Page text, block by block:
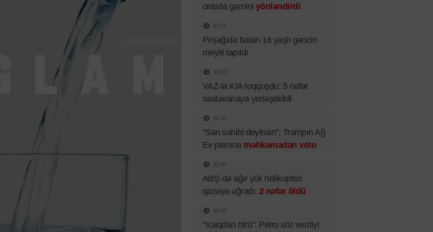
onlarla gəmini yönləndirdi
12:11
Pirşağıda batan 16 yaşlı gəncin
meyiti tapıldı
12:00
VAZ-la KIA toqquşdu: 5 nəfər
xəstəxanaya yerləşdirildi
11:30
“Sən sahibi deyilsən”: Trampın Ağ
Ev planına məhkəmədən veto
11:00
ABŞ-də ağır yük helikopteri
qəzaya uğradı: 2 nəfər öldü
10:30
“Xalqdan ötrü”: Petro söz verdiyi